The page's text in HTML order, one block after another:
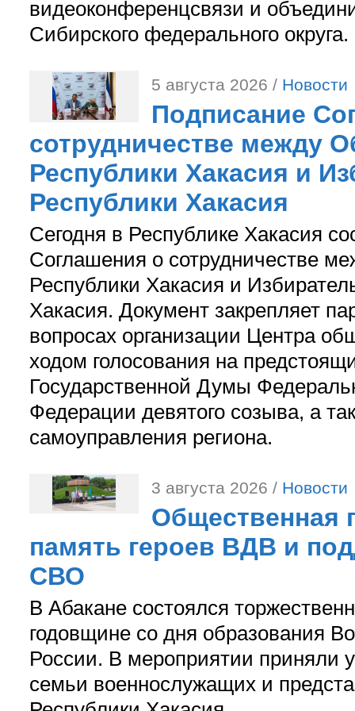
видеоконференцсвязи и
Сибирского федерального округа.
5 августа 2026 / Новости
Подписание
сотрудничестве между
Республики Хакасия и
Республики Хакасия
Сегодня в Республике Хакасия
Соглашения о сотрудничестве
Республики Хакасия и
Хакасия. Документ закрепляет
вопросах организации Центра
ходом голосования на
Государственной Думы
Федерации девятого созыва, а
самоуправления региона.
3 августа 2026 / Новости
Общественная
память героев ВДВ и
СВО
В Абакане состоялся
годовщине со дня образования
России. В мероприятии приняли
семьи военнослужащих и